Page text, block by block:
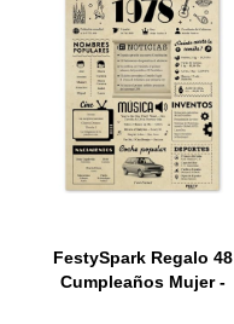
FestySpark Regalo 48
Cumpleaños Mujer -